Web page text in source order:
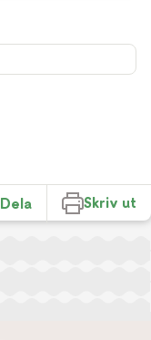
Dela Skriv ut